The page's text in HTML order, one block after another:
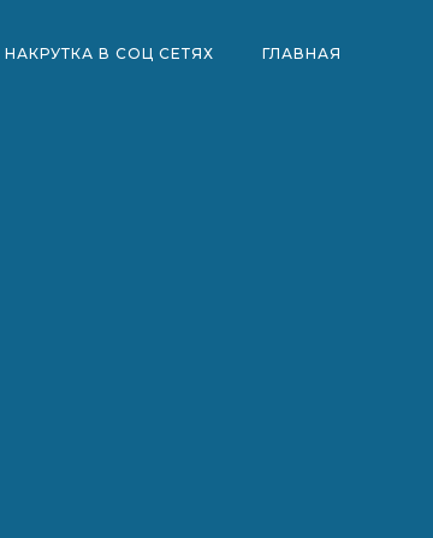
НАКРУТКА В СОЦ СЕТЯХ ГЛАВНАЯ